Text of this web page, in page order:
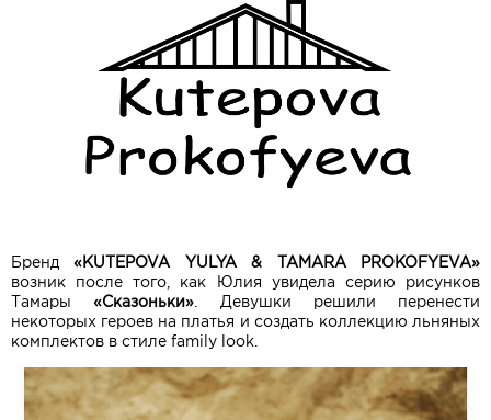
Бренд«KUTEPOVA YULYA & TAMARA PROKOFYEVA»
возник после того, как Юлия увидела серию рисунков
Тамары«Сказоньки». Девушки решили перенести
некоторых героев на платья и создать коллекцию льняных
комплектов в стиле family look.